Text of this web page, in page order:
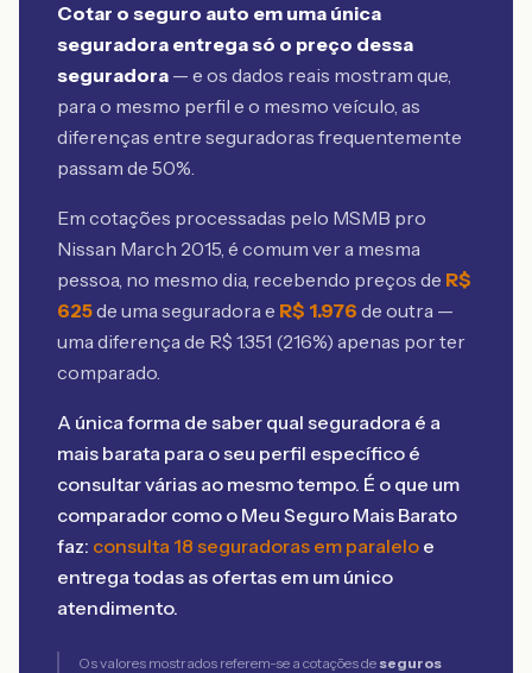
Cotar o seguro auto em uma única
seguradora entrega só o preço dessa
seguradora — e os dados reais mostram que,
para o mesmo perfil e o mesmo veículo, as
diferenças entre seguradoras frequentemente
passam de 50%.
Em cotações processadas pelo MSMB pro
Nissan March 2015, é comum ver a mesma
pessoa, no mesmo dia, recebendo preços de R$
625de uma seguradora e R$ 1.976 de outra —
uma diferença de R$ 1.351 (216%) apenas por ter
comparado.
A única forma de saber qual seguradora é a
mais barata para o seu perfil específico é
consultar várias ao mesmo tempo. É o que um
comparador como o Meu Seguro Mais Barato
faz: consulta 18 seguradoras em paralelo e
entrega todas as ofertas em um único
atendimento.
Os valores mostrados referem-se a cotações de seguros